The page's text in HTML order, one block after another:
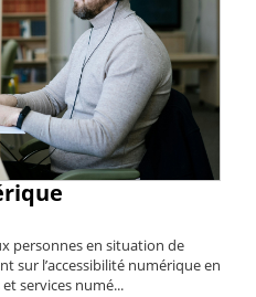
personnes en situation de
sur l’accessibilité numérique en
services numé...